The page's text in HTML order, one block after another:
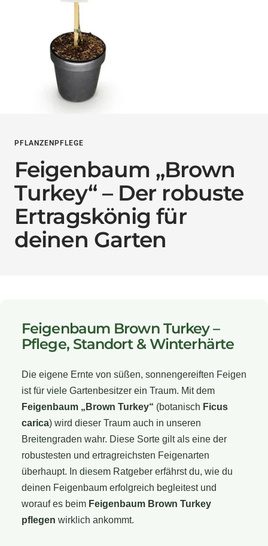
PFLANZENPFLEGE
Feigenbaum „Brown
Turkey“ – Der robuste
Ertragskönig für
deinen Garten
Feigenbaum Brown Turkey –
Pflege, Standort & Winterhärte
Die eigene Ernte von süßen, sonnengereiften Feigen
ist für viele Gartenbesitzer ein Traum. Mit dem
Feigenbaum „Brown Turkey“ (botanisch Ficus
carica) wird dieser Traum auch in unseren
Breitengraden wahr. Diese Sorte gilt als eine der
robustesten und ertragreichsten Feigenarten
überhaupt. In diesem Ratgeber erfährst du, wie du
deinen Feigenbaum erfolgreich begleitest und
worauf es beim Feigenbaum Brown Turkey
pflegen wirklich ankommt.